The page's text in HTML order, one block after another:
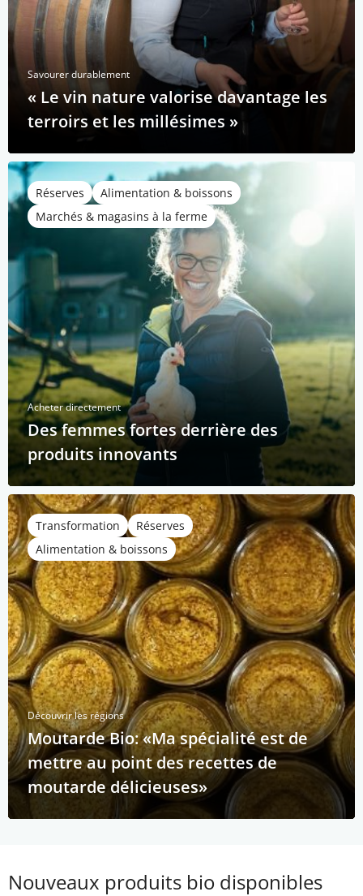
Savourer durablement
« Le vin nature valorise davantage les
terroirs et les millésimes »
Réserves
Alimentation & boissons
Marchés & magasins à la ferme
Acheter directement
Des femmes fortes derrière des
produits innovants
Transformation
Réserves
Alimentation & boissons
Découvrir les régions
Moutarde Bio: «Ma spécialité est de
mettre au point des recettes de
moutarde délicieuses»
Nouveaux produits bio disponibles